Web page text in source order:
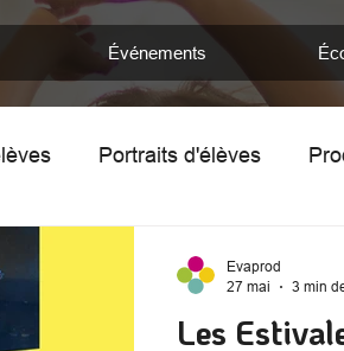
Événements
Portraits d'élèves
Les
Evaprod
27 mai
3 min